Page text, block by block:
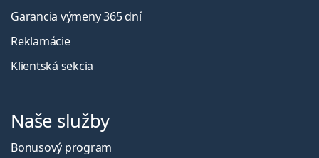
Garancia výmeny 365 dní
Reklamácie
Klientská sekcia
Naše služby
Bonusový program